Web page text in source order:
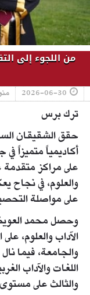
من اللجوء إلى
2026-06-30
ترك برس
حقق الشقيقان
أكاديمياً متميزاً
على مراكز
والعلوم، في نجاح
على مواصلة
وحصل محمد
الآداب والعلوم،
والجامعة، فيما
اللغات والآداب
والثالث على مستوى